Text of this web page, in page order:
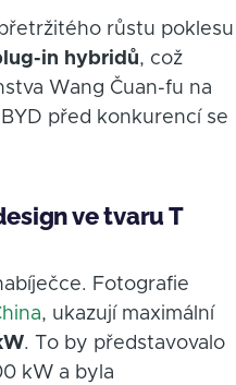
růstu poklesu
in hybridů, což
Wang Čuan-fu na
před konkurencí se
ve tvaru T
Fotografie
, ukazují maximální
. To by představovalo
kW a byla